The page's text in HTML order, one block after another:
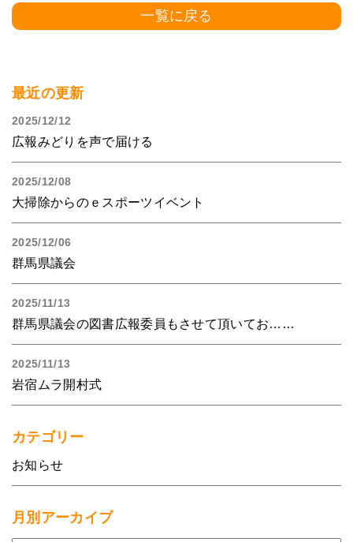
一覧に戻る
最近の更新
2025/12/12
広報みどりを声で届ける
2025/12/08
大掃除からのｅスポーツイベント
2025/12/06
群馬県議会
2025/11/13
群馬県議会の図書広報委員もさせて頂いてお……
2025/11/13
岩宿ムラ開村式
カテゴリー
お知らせ
月別アーカイブ